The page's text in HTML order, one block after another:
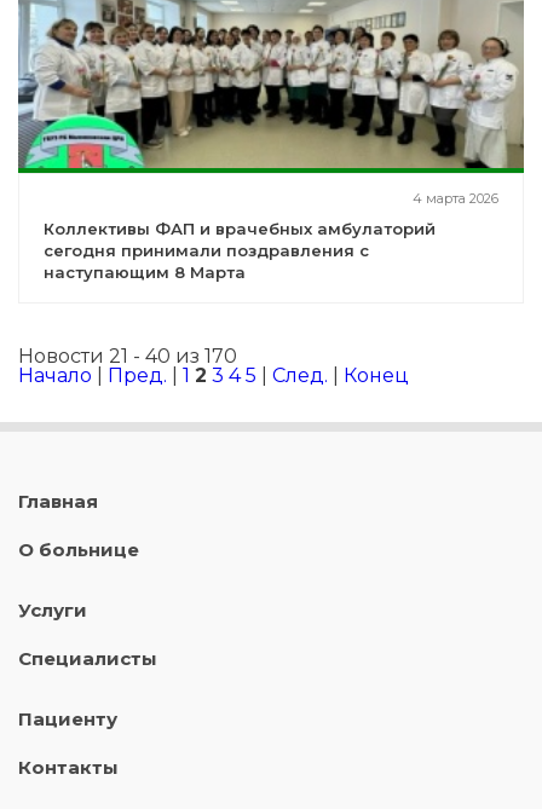
4 марта 2026
Коллективы ФАП и врачебных амбулаторий
сегодня принимали поздравления с
наступающим 8 Марта
Новости 21 - 40 из 170
Начало
Пред. 1 2 3 4 5 След. Конец
Главная
О больнице
Услуги
Специалисты
Пациенту
Контакты